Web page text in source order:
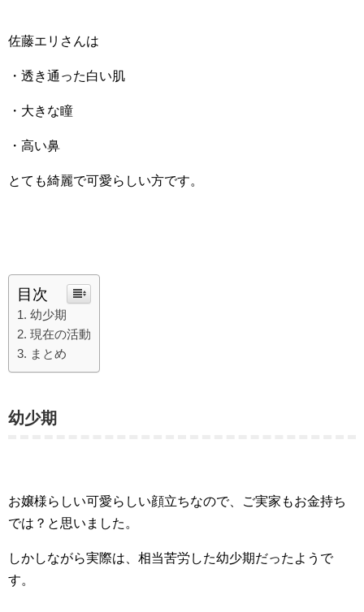
佐藤エリさんは
・透き通った白い肌
・大きな瞳
・高い鼻
とても綺麗で可愛らしい方です。
目次
幼少期
現在の活動
まとめ
幼少期
お嬢様らしい可愛らしい顔立ちなので、ご実家もお金持ち
では？と思いました。
しかしながら実際は、相当苦労した幼少期だったようで
す。